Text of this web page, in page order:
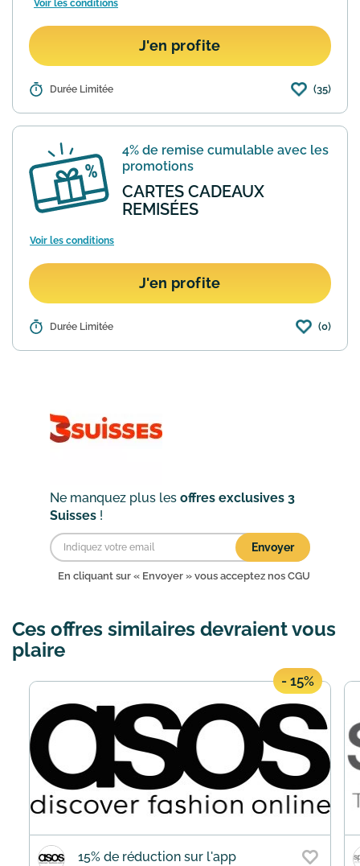
Voir les conditions
J'en profite
Détails : Le site 3Suisse lance son programme
rapporter des sous si vous invitez des
le site. Ils recevront 10€...En savoir plus
Durée Limitée (35)
4% de remise cumulable avec les
promotions
CARTES CADEAUX
REMISÉES
Voir les conditions
J'en profite
Détails : Astuce : profitez de 4% de remise sur
Durée Limitée (0)
Ne manquez plus les offres exclusives 3
Suisses !
Envoyer
En cliquant sur « Envoyer » vous acceptez nos CGU
Ces offres similaires devraient vous
plaire
- 15%
15% de réduction sur l'app